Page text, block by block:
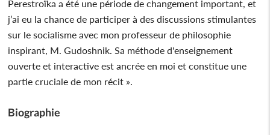
Perestroïka a été une période de changement important, et
j’ai eu la chance de participer à des discussions stimulantes
sur le socialisme avec mon professeur de philosophie
inspirant, M. Gudoshnik. Sa méthode d'enseignement
ouverte et interactive est ancrée en moi et constitue une
partie cruciale de mon récit ».
Biographie